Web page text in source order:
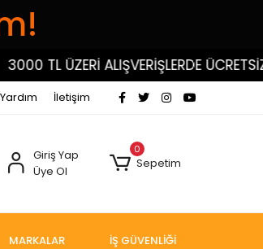
TL ÜZERİ ALIŞVERİŞLERDE ÜCRETSİZ
Yardım İletişim
Giriş Yap
Üye Ol
0
Sepetim
MARKALAR İŞ GÜVENLİĞİ